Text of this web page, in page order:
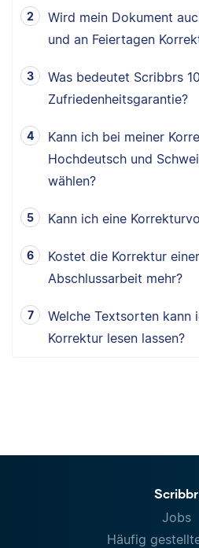
Wird mein Dokument
und an Feiertagen
Was bedeutet Scribbrs
Zufriedenheitsgarantie?
Kann ich bei meiner
Hochdeutsch und
wählen?
Kann ich eine
Kostet die Korrektur
Abschlussarbeit mehr?
Welche Textsorten kann
Korrektur lesen lassen?
Scribbr
Jobs
Häufig